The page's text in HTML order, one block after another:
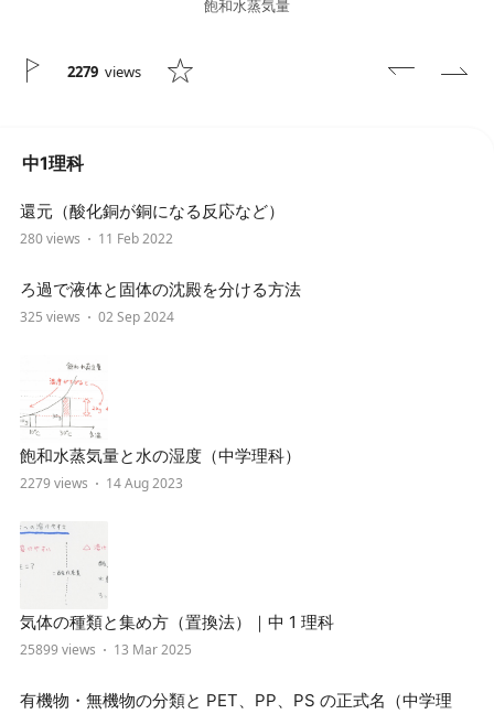
飽和水蒸気量
2279 views
中1理科
還元（酸化銅が銅になる反応など）
280 views 11 Feb 2022
ろ過で液体と固体の沈殿を分ける方法
325 views 02 Sep 2024
飽和水蒸気量と水の湿度（中学理科）
2279 views 14 Aug 2023
気体の種類と集め方（置換法）｜中 1 理科
25899 views 13 Mar 2025
有機物・無機物の分類と PET、PP、PS の正式名（中学理